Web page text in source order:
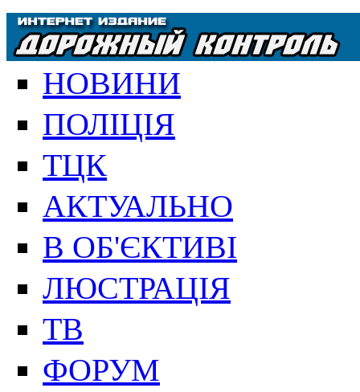
НОВИНИ
ПОЛІЦІЯ
ТЦК
АКТУАЛЬНО
В ОБ'ЄКТИВІ
ЛЮСТРАЦІЯ
ТВ
ФОРУМ